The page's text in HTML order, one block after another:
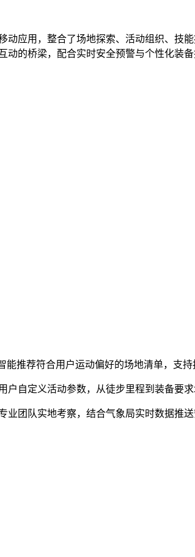
动应用，整合了场地探索、活动组织、技
动的桥梁，配合实时安全预警与个性化装
能推荐符合用户运动偏好的场地清单，支
户自定义活动参数，从徒步里程到装备要
业团队实地考察，结合气象局实时数据推